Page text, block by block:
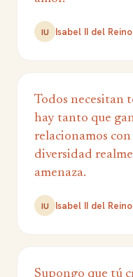
IU Isabel II del
Todos necesitan
hay tanto que
relacionamos con
diversidad
amenaza.
IU Isabel II del
Supongo que tú